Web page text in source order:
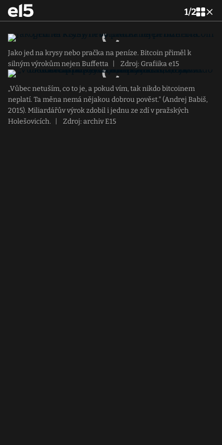
1/2
Jako jed na krysy nebo pračka na peníze. Bitcoin přiměl k
silným výrokům nejen Buffetta
Zdroj: Grafiika e15
„Vůbec netuším, co to je, a pokud vím, tak nikdo bitcoinem
neplatí. Ta měna nemá nějakou dobrou pověst." (Andrej Babiš,
2015). Miliardářův výrok zdobil i jednu ze zdí v pražských
Holešovicích.
Zdroj: archiv E15